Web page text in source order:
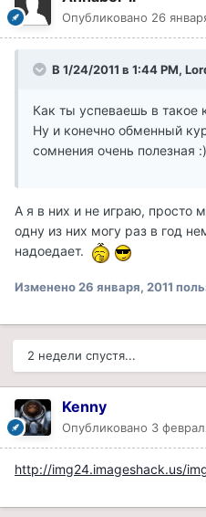
Опубликовано 26
В 1/24/2011 в 1:44 PM,
Как ты успеваешь в такое
Ну и конечно обменный
сомнения очень полезная
А я в них и не играю, просто
одну из них могу раз в год
надоедает.
Изменено 26 января, 2011
2 недели спустя...
Kenny
Опубликовано 3
http://img24.imageshack.us/